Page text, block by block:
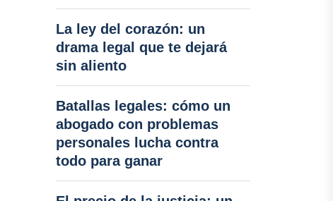
La ley del corazón: un
drama legal que te dejará
sin aliento
Batallas legales: cómo un
abogado con problemas
personales lucha contra
todo para ganar